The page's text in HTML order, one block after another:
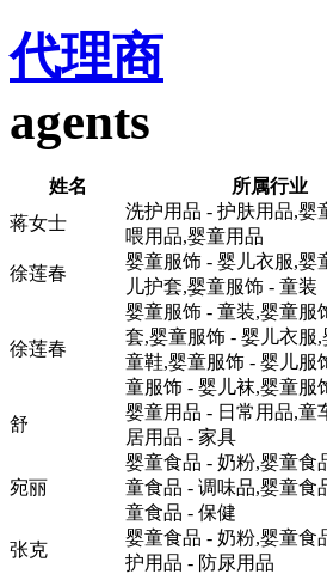
代理商
agents
姓名 所属行业
蒋女士
洗护用品 - 护肤用品,婴
喂用品,婴童用品
徐莲春
婴童服饰 - 婴儿衣服,婴
儿护套,婴童服饰 - 童装
徐莲春
婴童服饰 - 童装,婴童服
套,婴童服饰 - 婴儿衣服
童鞋,婴童服饰 - 婴儿服
童服饰 - 婴儿袜,婴童服
舒
婴童用品 - 日常用品,童
居用品 - 家具
宛丽
婴童食品 - 奶粉,婴童食
童食品 - 调味品,婴童食
童食品 - 保健
张克
婴童食品 - 奶粉,婴童食
护用品 - 防尿用品